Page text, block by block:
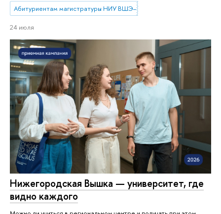
Абитуриентам магистратуры НИУ ВШЭ—Нижний Новгород
24 июля
Нижегородская Вышка — университет, где
видно каждого